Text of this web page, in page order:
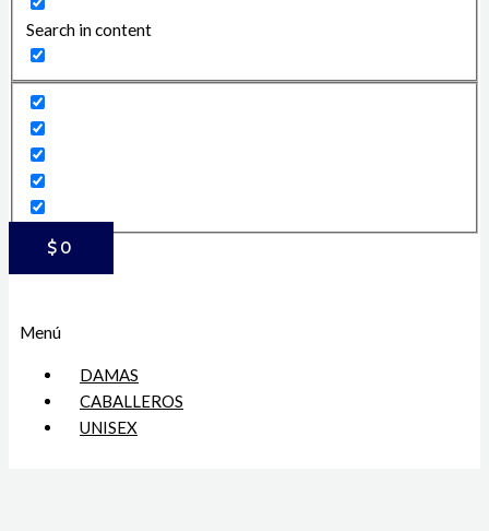
Search in content
$ 0
Menú
DAMAS
CABALLEROS
UNISEX